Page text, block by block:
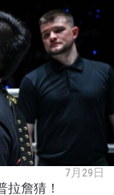
7月29日
詹猜！